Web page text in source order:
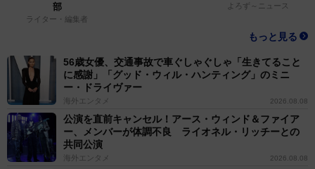
部
ライター・編集者
よろず～ニュース
もっと見る
56歳女優、交通事故で車ぐしゃぐしゃ「生きてること
に感謝」「グッド・ウィル・ハンティング」のミニ
ー・ドライヴァー
海外エンタメ 2026.08.08
公演を直前キャンセル！アース・ウィンド＆ファイア
ー、メンバーが体調不良 ライオネル・リッチーとの
共同公演
海外エンタメ 2026.08.08